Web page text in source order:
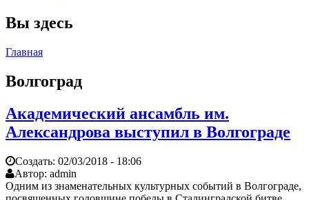
Вы здесь
Главная
Волгоград
Академический ансамбль им.
Александрова выступил в Волгограде
Создать: 02/03/2018 - 18:06
Автор: admin
Одним из знаменательных культурных событий в Волгограде,